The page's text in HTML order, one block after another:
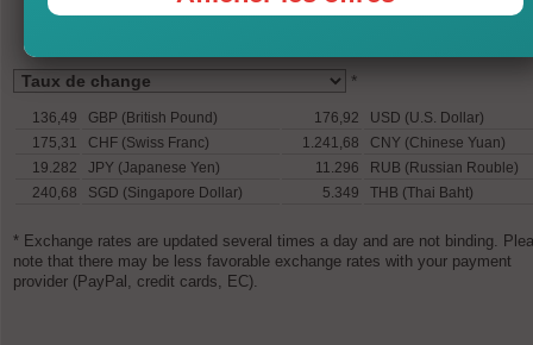
*
136,49 GBP (British Pound) 176,92
USD (U.S. Dollar)
175,31
CHF (Swiss Franc) 1.241,68
CNY (Chinese Yuan)
19.282
JPY (Japanese Yen) 11.296
RUB (Russian Rouble)
240,68
SGD (Singapore Dollar) 5.349 THB (Thai Baht)
* Exchange rates are updated several times a day and are not binding.
note that there may be less favorable exchange rates with your payment
provider (PayPal, credit cards, EC).